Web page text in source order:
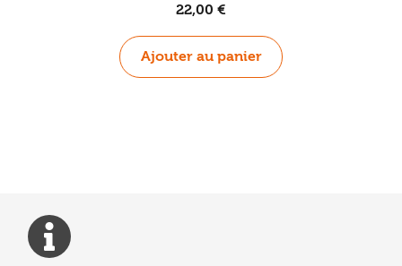
22,00 €
Ajouter au panier